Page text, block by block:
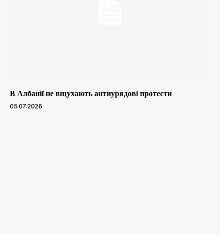
В Албанії не вщухають антиурядові протести
05.07.2026